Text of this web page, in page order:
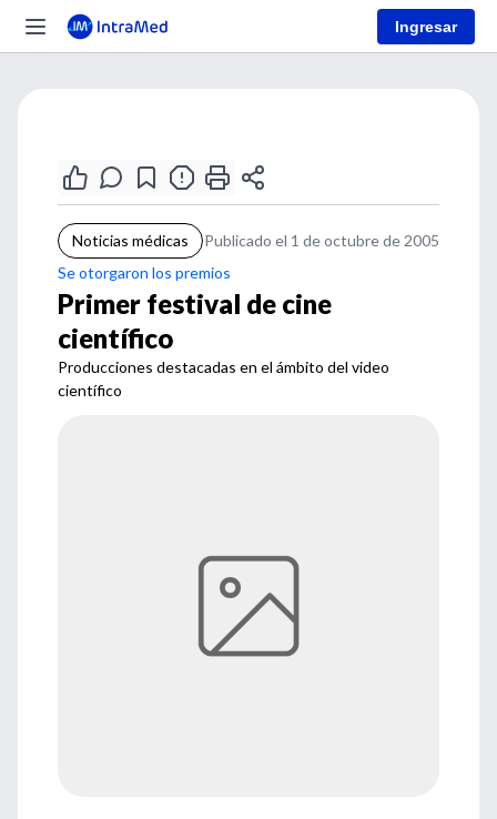
Ingresar
Noticias médicas
Publicado el 1 de octubre de 2005
Se otorgaron los premios
Primer festival de cine
científico
Producciones destacadas en el ámbito del video
científico